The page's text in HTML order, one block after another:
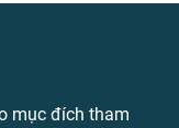
mục đích tham